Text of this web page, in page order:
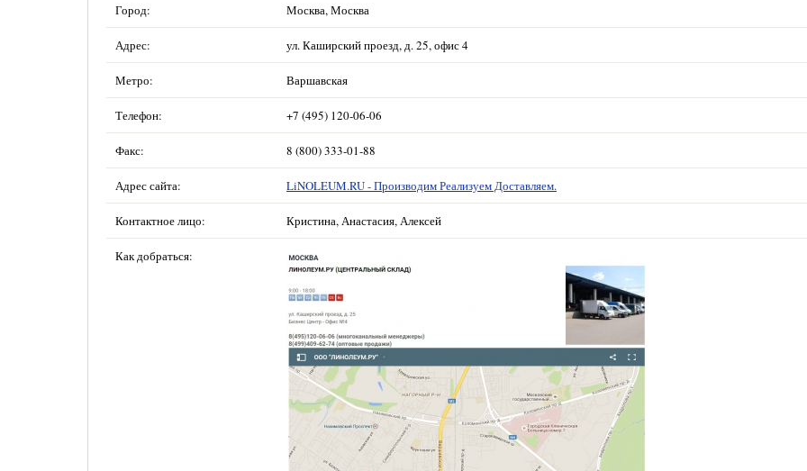
Город: Москва, Москва
Адрес: ул. Каширский проезд, д. 25, офис 4
Метро: Варшавская
Телефон: +7 (495) 120-06-06
Факс: 8 (800) 333-01-88
Адрес сайта: LiNOLEUM.RU - Производим Реализуем Доставляем.
Контактное лицо: Кристина, Анастасия, Алексей
Как добраться: